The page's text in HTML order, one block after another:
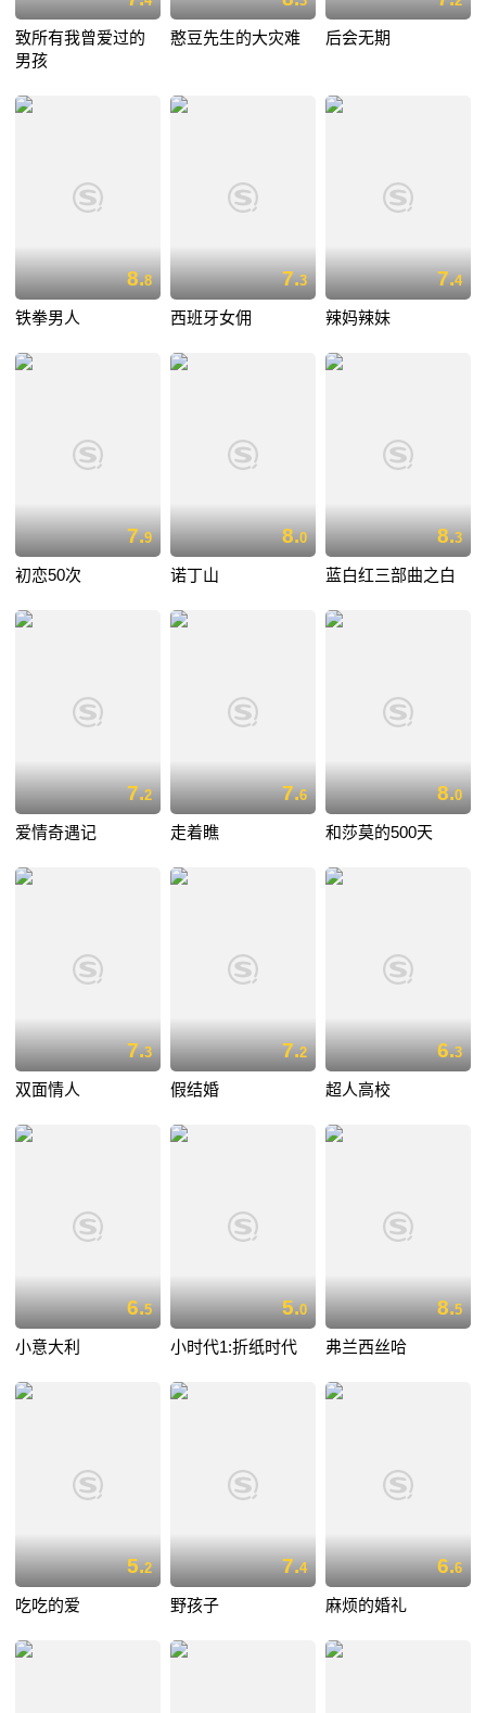
致所有我曾爱过的
男孩
憨豆先生的大灾难 后会无期
8.8
铁拳男人
7.3
西班牙女佣
7.4
辣妈辣妹
7.9
初恋50次
8.0
诺丁山
8.3
蓝白红三部曲之白
7.2
爱情奇遇记
7.6
走着瞧
8.0
和莎莫的500天
7.3
双面情人
7.2
假结婚
6.3
超人高校
6.5
小意大利
5.0
小时代1:折纸时代
8.5
弗兰西丝哈
5.2
吃吃的爱
7.4
野孩子
6.6
麻烦的婚礼